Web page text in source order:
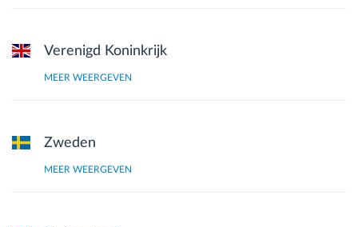
Verenigd Koninkrijk
MEER WEERGEVEN
Zweden
MEER WEERGEVEN